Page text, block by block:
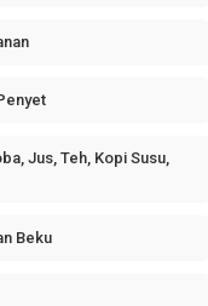
Jus, Teh, Kopi Susu,
Beku